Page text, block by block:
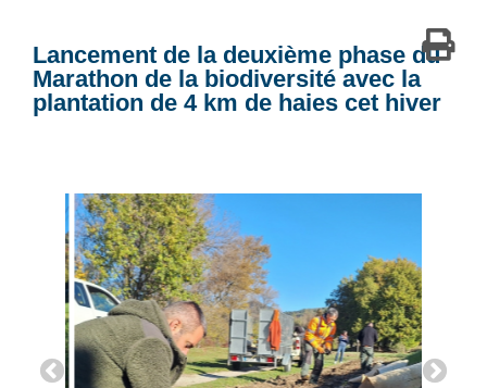
Lancement de la deuxième phase du
Marathon de la biodiversité avec la
plantation de 4 km de haies cet hiver